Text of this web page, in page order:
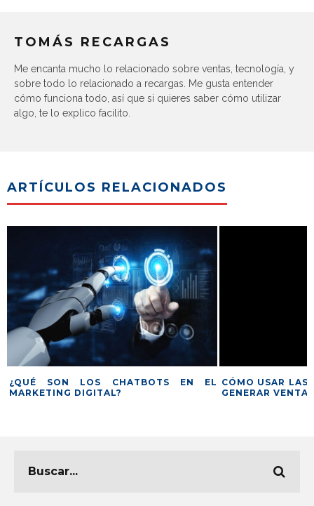
TOMÁS RECARGAS
Me encanta mucho lo relacionado sobre ventas, tecnología, y
sobre todo lo relacionado a recargas. Me gusta entender
cómo funciona todo, así que si quieres saber cómo utilizar
algo, te lo explico facilito.
ARTÍCULOS RELACIONADOS
¿QUÉ SON LOS CHATBOTS EN EL
MARKETING DIGITAL?
CÓMO USAR LAS
GENERAR VENTAS